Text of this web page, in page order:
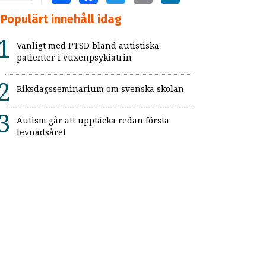
Populärt innehåll idag
Vanligt med PTSD bland autistiska
patienter i vuxenpsykiatrin
Riksdagsseminarium om svenska skolan
Autism går att upptäcka redan första
levnadsåret